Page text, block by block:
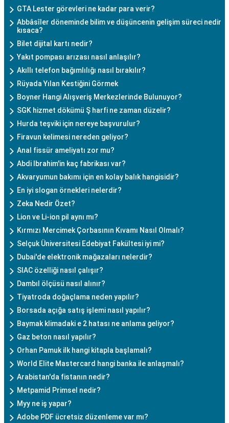
GTA Lester görevleri ne kadar para verir?
Abbâsîler döneminde bilim ve düşüncenin gelişim süreci nedir
kısaca?
Bilet dijital kartı nedir?
Yakıt pompası arızası nasıl anlaşılır?
Akıllı telefon bağımlılığı nasıl bırakılır?
Rüyada Yılan Kestiğini Görmek
Boyner Hangi Alışveriş Merkezlerinde Bulunuyor?
SGK hizmet dökümü Ş harfi ne zaman düzelir?
Hurda teşviki için nereye başvurulur?
Firavun kelimesi nereden geliyor?
Anal fissür ameliyatı zor mu?
Abdi Ibrahim'in kaç fabrikası var?
Akvaryumun bakımı için en kolay balık hangisidir?
En iyi slogan örnekleri nelerdir?
Zeka Nedir Özet?
Lion ve Li-ion pil aynı mı?
Kırmızı Mercimek Çorbasının Kıvamı Nasıl Olmalı?
Selçuk Üniversitesi Edebiyat Fakültesi iyi mi?
Dubai'de elektronik mağazaları nelerdir?
SIAC özelliği nasıl çalışır?
Dambıl ölçüsü nasıl alınır?
Tiyatroda doğaçlama neden yapılır?
Borsada açığa satış işlemi nasıl yapılır?
Baymak klimadaki e 2 hatası ne anlama geliyor?
Gaz beton nasıl yapılır?
Orhan Pamuk ilk hangi kitapla başlamalı?
World Elite Mastercard hangi banka ile anlaşmalı?
Arabistan'da fistanın nedir?
Metpamid Primsel nedir?
Myy ne iş yapar?
Adobe PDF ücretsiz düzenleme var mı?